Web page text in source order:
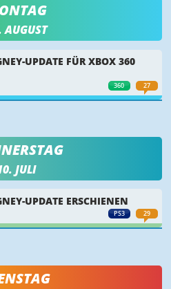
AUGUST
360 27
UPDATE FÜR XBOX 360
JULI
PS3 29
UPDATE ERSCHIENEN